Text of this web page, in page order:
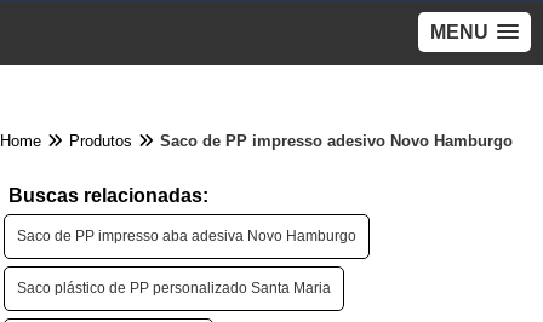
MENU
Home Produtos Saco de PP impresso adesivo Novo Hamburgo
Buscas relacionadas:
Saco de PP impresso aba adesiva Novo Hamburgo
Saco plástico de PP personalizado Santa Maria